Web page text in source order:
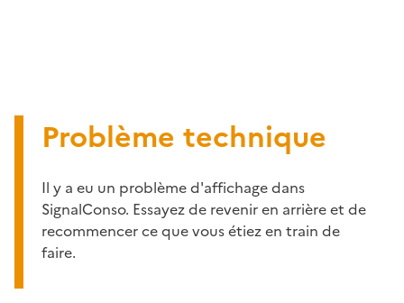
Problème technique
Il y a eu un problème d'affichage dans
SignalConso. Essayez de revenir en arrière et de
recommencer ce que vous étiez en train de
faire.